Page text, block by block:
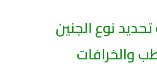
نوع الجنين
والخرافات